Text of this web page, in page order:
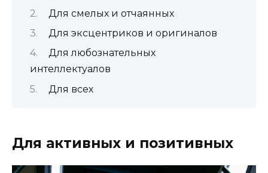
Для смелых и отчаянных
Для эксцентриков и оригиналов
Для любознательных
интеллектуалов
Для всех
Для активных и позитивных